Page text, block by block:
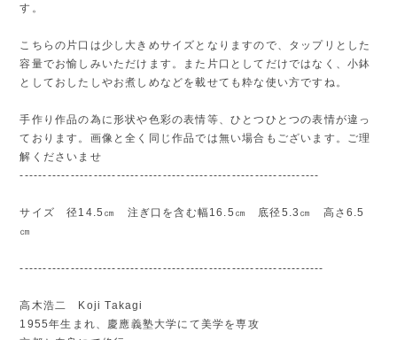
す。
こちらの片口は少し大きめサイズとなりますので、タップリとした
容量でお愉しみいただけます。また片口としてだけではなく、小鉢
としておしたしやお煮しめなどを載せても粋な使い方ですね。
手作り作品の為に形状や色彩の表情等、ひとつひとつの表情が違っ
ております。画像と全く同じ作品では無い場合もございます。ご理
解くださいませ
-----------------------------------------------------------------
サイズ 径14.5㎝ 注ぎ口を含む幅16.5㎝ 底径5.3㎝ 高さ6.5
㎝
------------------------------------------------------------------
高木浩二 Koji Takagi
1955年生まれ、慶應義塾大学にて美学を専攻